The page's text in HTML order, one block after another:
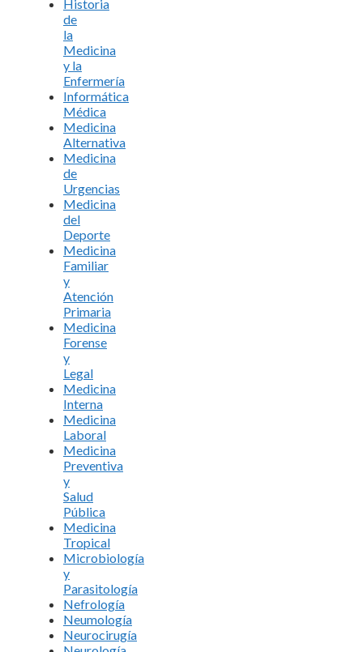
Historia
de
la
Medicina
y la
Enfermería
Informática
Médica
Medicina
Alternativa
Medicina
de
Urgencias
Medicina
del
Deporte
Medicina
Familiar
y
Atención
Primaria
Medicina
Forense
y
Legal
Medicina
Interna
Medicina
Laboral
Medicina
Preventiva
y
Salud
Pública
Medicina
Tropical
Microbiología
y
Parasitología
Nefrología
Neumología
Neurocirugía